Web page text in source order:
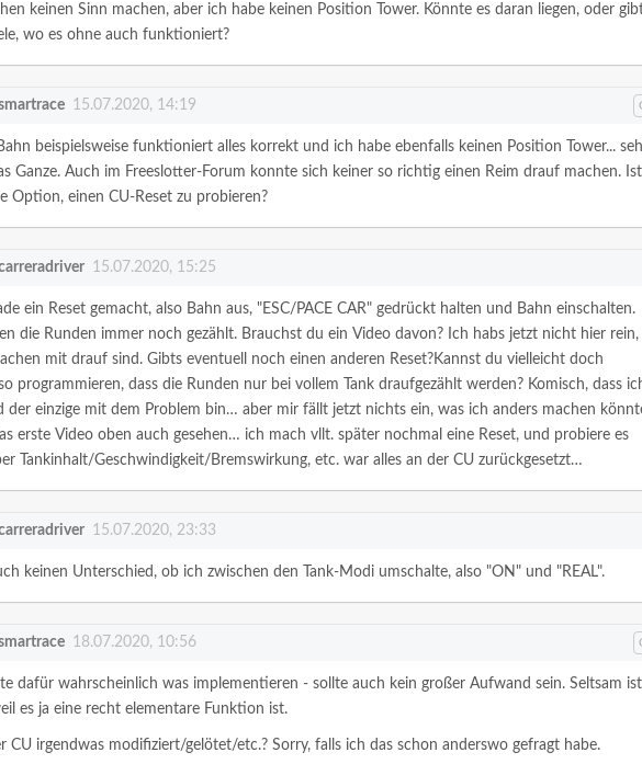
keinen Sinn machen, aber ich habe keinen Position Tower. Könnte es daran liegen, oder
wo es ohne auch funktioniert?
15.07.2020, 14:19
beispielsweise funktioniert alles korrekt und ich habe ebenfalls keinen Position Tower...
Ganze. Auch im Freeslotter-Forum konnte sich keiner so richtig einen Reim drauf machen.
Option, einen CU-Reset zu probieren?
15.07.2020, 15:25
ein Reset gemacht, also Bahn aus, "ESC/PACE CAR" gedrückt halten und Bahn einschalten.
die Runden immer noch gezählt. Brauchst du ein Video davon? Ich habs jetzt nicht hier rein,
mit drauf sind. Gibts eventuell noch einen anderen Reset?Kannst du vielleicht doch
programmieren, dass die Runden nur bei vollem Tank draufgezählt werden? Komisch, dass
der einzige mit dem Problem bin… aber mir fällt jetzt nichts ein, was ich anders machen
erste Video oben auch gesehen… ich mach vllt. später nochmal eine Reset, und probiere es
Tankinhalt/Geschwindigkeit/Bremswirkung, etc. war alles an der CU zurückgesetzt…
15.07.2020, 23:33
keinen Unterschied, ob ich zwischen den Tank-Modi umschalte, also "ON" und "REAL".
18.07.2020, 10:56
dafür wahrscheinlich was implementieren - sollte auch kein großer Aufwand sein. Seltsam
es ja eine recht elementare Funktion ist.
CU irgendwas modifiziert/gelötet/etc.? Sorry, falls ich das schon anderswo gefragt habe.